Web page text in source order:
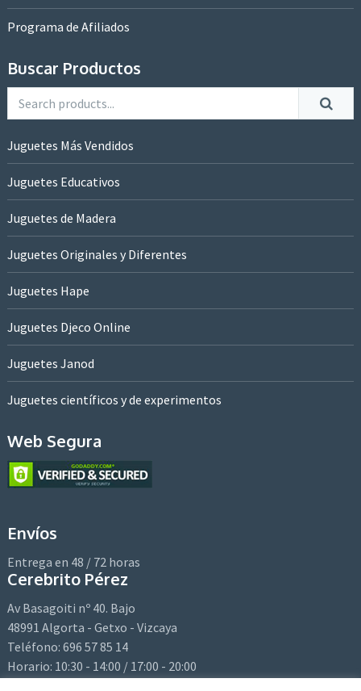
Programa de Afiliados
Buscar Productos
Juguetes Más Vendidos
Juguetes Educativos
Juguetes de Madera
Juguetes Originales y Diferentes
Juguetes Hape
Juguetes Djeco Online
Juguetes Janod
Juguetes científicos y de experimentos
Web Segura
Envíos
Entrega en 48 / 72 horas
Cerebrito Pérez
Av Basagoiti nº 40. Bajo
48991 Algorta - Getxo - Vizcaya
Teléfono: 696 57 85 14
Horario: 10:30 - 14:00 / 17:00 - 20:00